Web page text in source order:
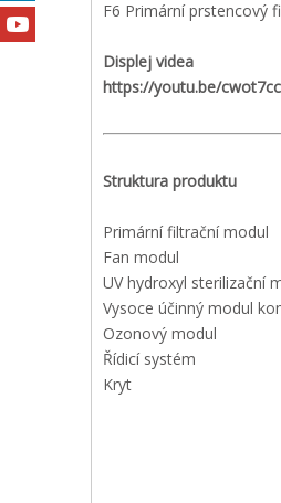
F6 Primární prstencový
Displej videa
https://youtu.be/
Struktura produktu
Primární filtrační modul
Fan modul
UV hydroxyl sterilizační
Vysoce účinný modul
Ozonový modul
Řídicí systém
Kryt